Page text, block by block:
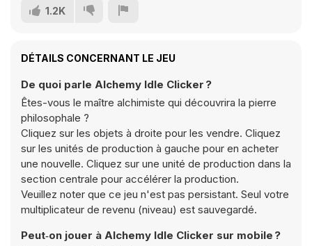
1.2K
DÉTAILS CONCERNANT LE JEU
De quoi parle Alchemy Idle Clicker ?
Êtes-vous le maître alchimiste qui découvrira la pierre
philosophale ?
Cliquez sur les objets à droite pour les vendre. Cliquez
sur les unités de production à gauche pour en acheter
une nouvelle. Cliquez sur une unité de production dans la
section centrale pour accélérer la production.
Veuillez noter que ce jeu n'est pas persistant. Seul votre
multiplicateur de revenu (niveau) est sauvegardé.
Peut‑on jouer à Alchemy Idle Clicker sur mobile ?